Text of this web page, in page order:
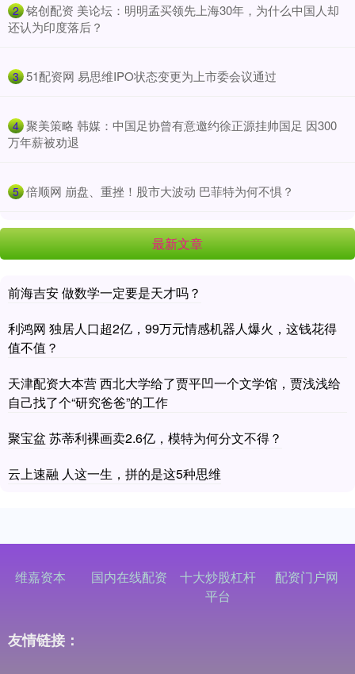
2 ​铭创配资 美论坛：明明孟买领先上海30年，为什么中国人却
还认为印度落后？
3 ​51配资网 易思维IPO状态变更为上市委会议通过
4 ​聚美策略 韩媒：中国足协曾有意邀约徐正源挂帅国足 因300
万年薪被劝退
5 ​倍顺网 崩盘、重挫！股市大波动 巴菲特为何不惧？
最新文章
前海吉安 做数学一定要是天才吗？
利鸿网 独居人口超2亿，99万元情感机器人爆火，这钱花得
值不值？
天津配资大本营 西北大学给了贾平凹一个文学馆，贾浅浅给
自己找了个“研究爸爸”的工作
聚宝盆 苏蒂利裸画卖2.6亿，模特为何分文不得？
云上速融 人这一生，拼的是这5种思维
维嘉资本 国内在线配资
十大炒股杠杆
平台
配资门户网
友情链接：